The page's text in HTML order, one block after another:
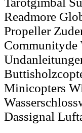
Readmore
Propeller
Communityde
Minicopters
Dassignal